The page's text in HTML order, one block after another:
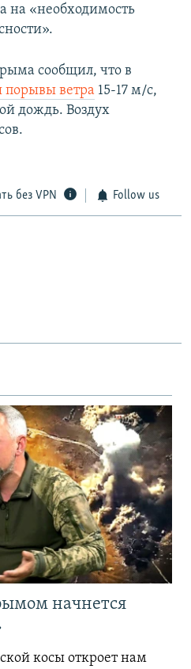
на «необходимость
сообщил, что в
ветра 15-17 м/с,
дождь. Воздух
без VPN Follow us
начнется
косы откроет нам